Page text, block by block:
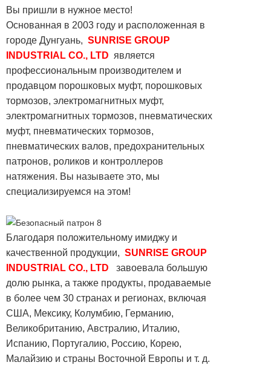
Вы пришли в нужное место!
Основанная в 2003 году и расположенная в
городе Дунгуань, SUNRISE GROUP
INDUSTRIAL CO., LTD является
профессиональным производителем и
продавцом порошковых муфт, порошковых
тормозов, электромагнитных муфт,
электромагнитных тормозов, пневматических
муфт, пневматических тормозов,
пневматических валов, предохранительных
патронов, роликов и контроллеров
натяжения. Вы называете это, мы
специализируемся на этом!
Благодаря положительному имиджу и
качественной продукции, SUNRISE GROUP
INDUSTRIAL CO., LTD
завоевала большую
долю рынка, а также продукты, продаваемые
в более чем 30 странах и регионах, включая
США, Мексику, Колумбию, Германию,
Великобританию, Австралию, Италию,
Испанию, Португалию, Россию, Корею,
Малайзию и страны Восточной Европы и т. д.